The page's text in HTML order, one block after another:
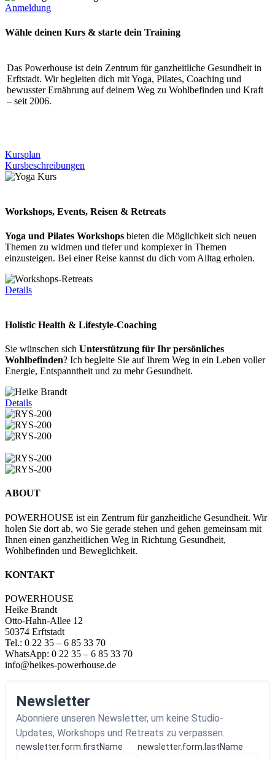
Anmeldung
Wähle deinen Kurs & starte dein Training
Das Powerhouse ist dein Zentrum für ganzheitliche Gesundheit in
Erftstadt. Wir begleiten dich mit Yoga, Pilates, Coaching und
bewusster Ernährung auf deinem Weg zu Wohlbefinden und Kraft
– seit 2006.
Kursplan
Kursbeschreibungen
Workshops, Events, Reisen & Retreats
Yoga und Pilates Workshops bieten die Möglichkeit sich neuen
Themen zu widmen und tiefer und komplexer in Themen
einzusteigen. Bei einer Reise kannst du dich vom Alltag erholen.
Details
Holistic Health & Lifestyle-Coaching
Sie wünschen sich Unterstützung für Ihr persönliches
Wohlbefinden? Ich begleite Sie auf Ihrem Weg in ein Leben voller
Energie, Entspanntheit und zu mehr Gesundheit.
Details
ABOUT
POWERHOUSE ist ein Zentrum für ganzheitliche Gesundheit. Wir
holen Sie dort ab, wo Sie gerade stehen und gehen gemeinsam mit
Ihnen einen ganzheitlichen Weg in Richtung Gesundheit,
Wohlbefinden und Beweglichkeit.
KONTAKT
POWERHOUSE
Heike Brandt
Otto-Hahn-Allee 12
50374 Erftstadt
Tel.: 0 22 35 – 6 85 33 70
WhatsApp: 0 22 35 – 6 85 33 70
info@heikes-powerhouse.de
Newsletter
Abonniere unseren Newsletter, um keine Studio-
Updates, Workshops und Retreats zu verpassen.
newsletter.form.firstName newsletter.form.lastName